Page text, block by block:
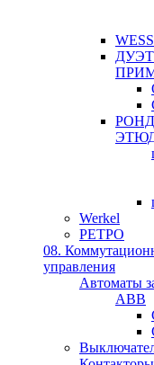
ДУЭТ
Werkel
РЕТРО
08.
управления
Автоматы
ABB